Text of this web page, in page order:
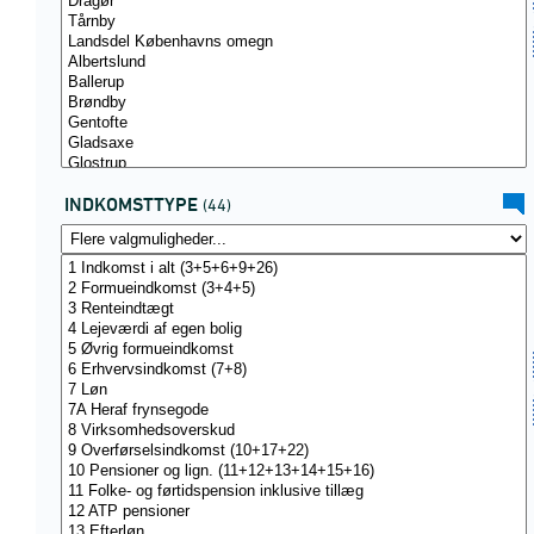
INDKOMSTTYPE (44)